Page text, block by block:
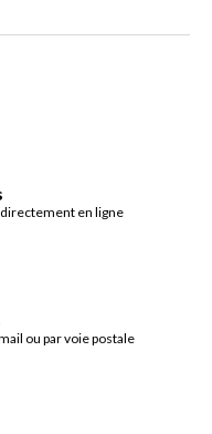
en ligne
ou par voie postale